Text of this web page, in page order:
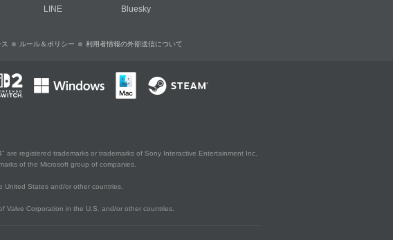
LINE Bluesky
ルール＆ポリシー 利用者情報の外部送信について
registered trademarks or trademarks of Sony Interactive Entertainment Inc.
of the Microsoft group of companies.
United States and/or other countries.
Valve Corporation in the U.S. and/or other countries.